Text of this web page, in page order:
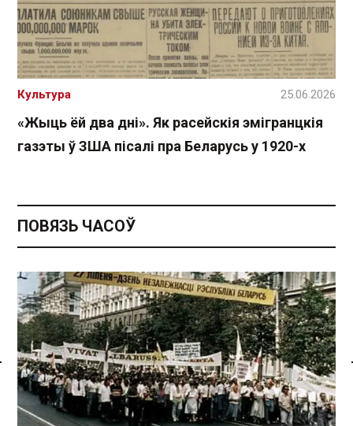
Спасылка без VPN
«Жыць ёй два дні». Як расейскія эмігранцкія
газэты ў ЗША пісалі пра Беларусь у 1920-х
Культура 25.06.2026
ПОВЯЗЬ ЧАСОЎ